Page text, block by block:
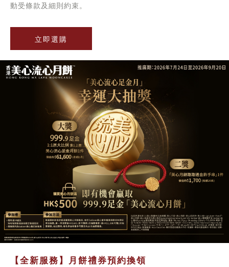
動受條款及細則約束。
立即選購
【全新服務】月餅禮券預約換領